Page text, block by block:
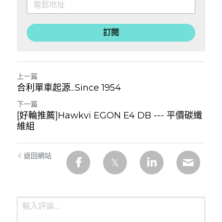
訂閱
上一篇
合利單車起源...Since 1954
下一篇
[好輪推薦]Hawkvi EGON E4 DB --- 平價碳纖
維組
返回網站